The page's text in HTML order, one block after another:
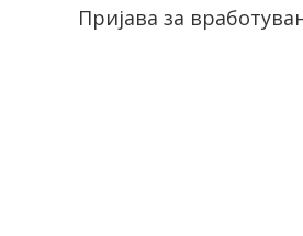
Пријава за